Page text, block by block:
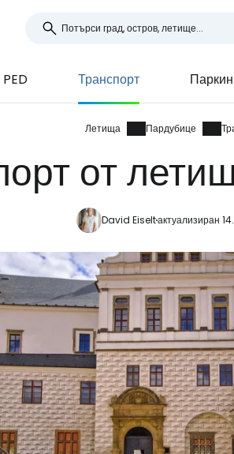
Транспорт
Летища Пардубице
от
David Eiseltактуализиран